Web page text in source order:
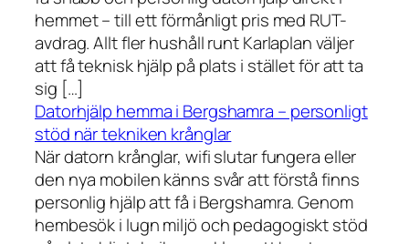
hemmet – till ett förmånligt pris med RUT-
avdrag. Allt fler hushåll runt Karlaplan väljer
att få teknisk hjälp på plats i stället för att ta
sig […]
Datorhjälp hemma i Bergshamra – personligt
stöd när tekniken krånglar
När datorn krånglar, wifi slutar fungera eller
den nya mobilen känns svår att förstå finns
personlig hjälp att få i Bergshamra. Genom
hembesök i lugn miljö och pedagogiskt stöd